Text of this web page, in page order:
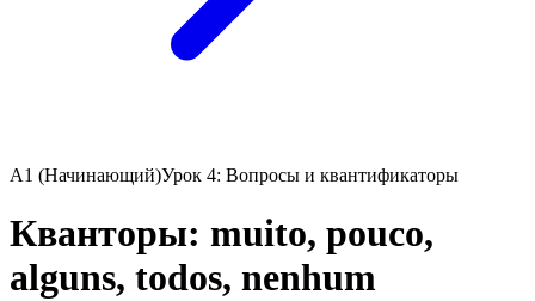
A1 (Начинающий)Урок 4: Вопросы и квантификаторы
Кванторы: muito, pouco,
alguns, todos, nenhum